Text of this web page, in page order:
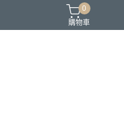
0
購物車